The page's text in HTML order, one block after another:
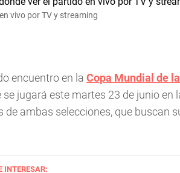
vivo por TV y streaming
encuentro en la Copa Mundial de
jugará este martes 23 de junio en
de ambas selecciones, que buscan
INTERESAR: